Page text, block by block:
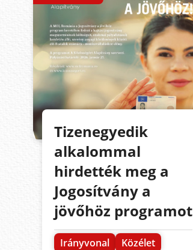
Tizenegyedik
alkalommal
hirdették meg a
Jogosítvány a
jövőhöz programot
Irányvonal Közélet